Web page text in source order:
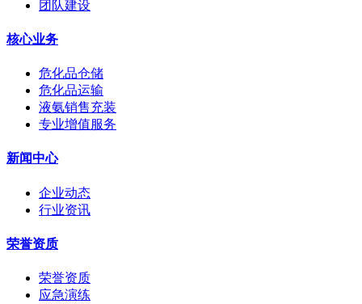
团队建设
核心业务
危化品仓储
危化品运输
液氨销售充装
专业增值服务
新闻中心
企业动态
行业资讯
荣誉资质
荣誉资质
应急演练